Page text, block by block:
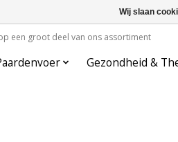
een groot deel van ons assortiment
Gezondheid &
Wij slaan